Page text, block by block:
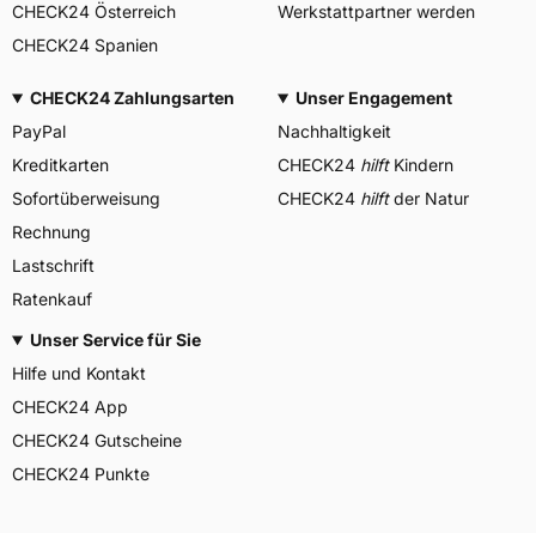
CHECK24 Österreich
CHECK24 Spanien
Werkstattpartner werden
CHECK24 Zahlungsarten
PayPal
Kreditkarten
Sofortüberweisung
Rechnung
Lastschrift
Ratenkauf
Unser Engagement
Nachhaltigkeit
CHECK24 hilftKindern
CHECK24 hilftder Natur
Unser Service für Sie
Hilfe und Kontakt
CHECK24 App
CHECK24 Gutscheine
CHECK24 Punkte